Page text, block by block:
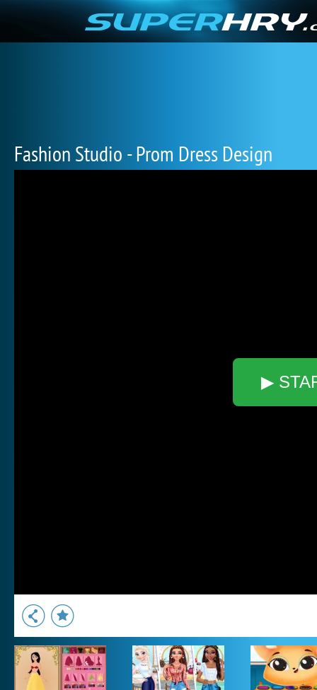
Fashion Studio - Prom Dress Design
▶